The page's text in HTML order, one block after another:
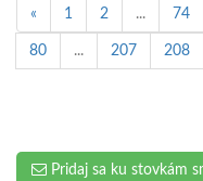
« 1 2 ... 74
80 ... 207 208
Pridaj sa ku stovkám